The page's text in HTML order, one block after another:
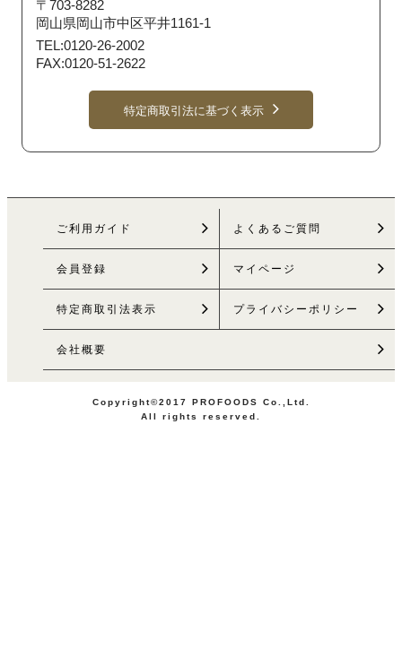
〒703-8282
岡山県岡山市中区平井1161-1
TEL:0120-26-2002
FAX:0120-51-2622
特定商取引法に基づく表示
ご利用ガイド よくあるご質問
会員登録 マイページ
特定商取引法表示 プライバシーポリシー
会社概要
Copyright©2017 PROFOODS Co.,Ltd.
All rights reserved.